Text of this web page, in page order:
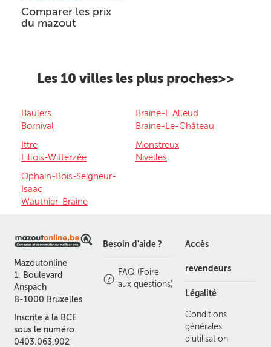
Comparer les prix
du mazout
Les 10 villes les plus proches>>
Baulers
Bornival
Braine-L Alleud
Braine-Le-Château
Ittre
Lillois-Witterzée
Monstreux
Nivelles
Ophain-Bois-Seigneur-
Isaac
Wauthier-Braine
Mazoutonline
1, Boulevard
Anspach
B-1000 Bruxelles
Inscrite à la BCE
sous le numéro
0403.063.902
Besoin d'aide ?
FAQ (Foire
aux questions)
Accès
revendeurs
Légalité
Conditions
générales
d'utilisation